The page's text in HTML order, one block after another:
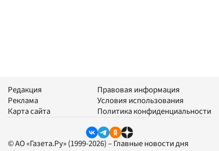
Редакция
Реклама
Карта сайта
Правовая информация
Условия использования
Политика конфиденциальности
© АО «Газета.Ру» (1999-2026) – Главные новости дня